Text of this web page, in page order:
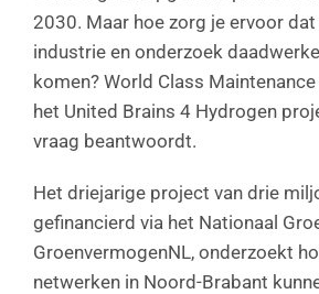
2030. Maar hoe zorg je ervoor
industrie en onderzoek
komen? World Class
het United Brains 4 Hydrogen
vraag beantwoordt.
Het driejarige project van drie
gefinancierd via het Nationaal
GroenvermogenNL, onderzoekt
netwerken in Noord-Brabant